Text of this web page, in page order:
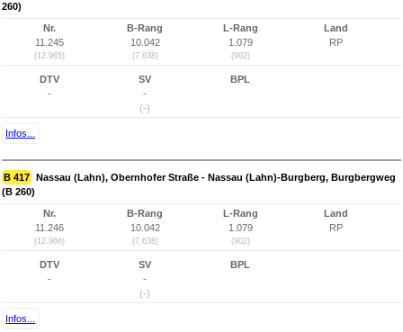
260)
Nr.
11.245
(12.965)
B-Rang
10.042
(7.638)
L-Rang
1.079
(902)
Land
RP
DTV
-
SV
-
(-)
BPL
Infos...
B 417 Nassau (Lahn), Obernhofer Straße - Nassau (Lahn)-Burgberg, Burgbergweg
(B 260)
Nr.
11.246
(12.966)
B-Rang
10.042
(7.638)
L-Rang
1.079
(902)
Land
RP
DTV
-
SV
-
(-)
BPL
Infos...